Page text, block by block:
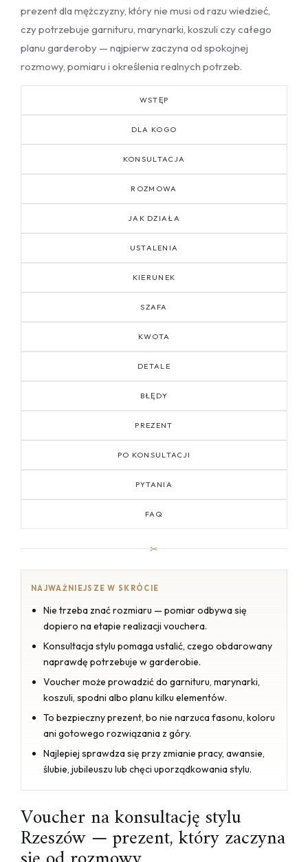
prezent dla mężczyzny, który nie musi od razu wiedzieć,
czy potrzebuje garnituru, marynarki, koszuli czy całego
planu garderoby — najpierw zaczyna od spokojnej
rozmowy, pomiaru i określenia realnych potrzeb.
WSTĘP
DLA KOGO
KONSULTACJA
ROZMOWA
JAK DZIAŁA
USTALENIA
KIERUNEK
SZAFA
KWOTA
DETALE
BŁĘDY
PREZENT
PO KONSULTACJI
PYTANIA
FAQ
✂
NAJWAŻNIEJSZE W SKRÓCIE
Nie trzeba znać rozmiaru — pomiar odbywa się
dopiero na etapie realizacji vouchera.
Konsultacja stylu pomaga ustalić, czego obdarowany
naprawdę potrzebuje w garderobie.
Voucher może prowadzić do garnituru, marynarki,
koszuli, spodni albo planu kilku elementów.
To bezpieczny prezent, bo nie narzuca fasonu, koloru
ani gotowego rozwiązania z góry.
Najlepiej sprawdza się przy zmianie pracy, awansie,
ślubie, jubileuszu lub chęci uporządkowania stylu.
Voucher na konsultację stylu
Rzeszów — prezent, który zaczyna